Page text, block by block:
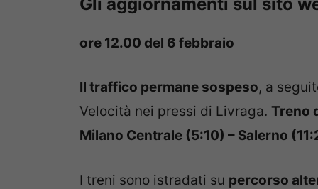
ore 12.00 del 6 febbraio
Il traffico permane sospeso, a
Velocità nei pressi di Livraga. Treno
Milano Centrale (5:10) – Salerno
I treni sono istradati su percorso